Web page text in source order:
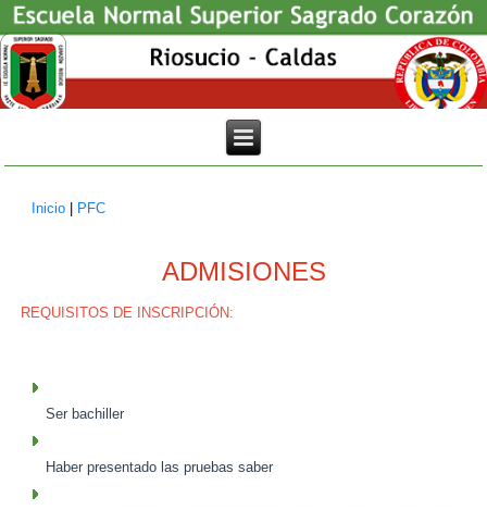
Usted está aquí
Inicio| PFC
ADMISIONES
REQUISITOS DE INSCRIPCIÓN:
Ser bachiller
Haber presentado las pruebas saber